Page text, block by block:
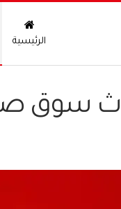
الرئيسية
سوق